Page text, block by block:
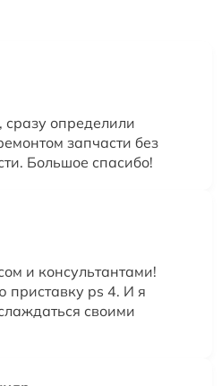
сразу определили
запчасти без
Большое спасибо!
и консультантами!
приставку ps 4. И я
своими